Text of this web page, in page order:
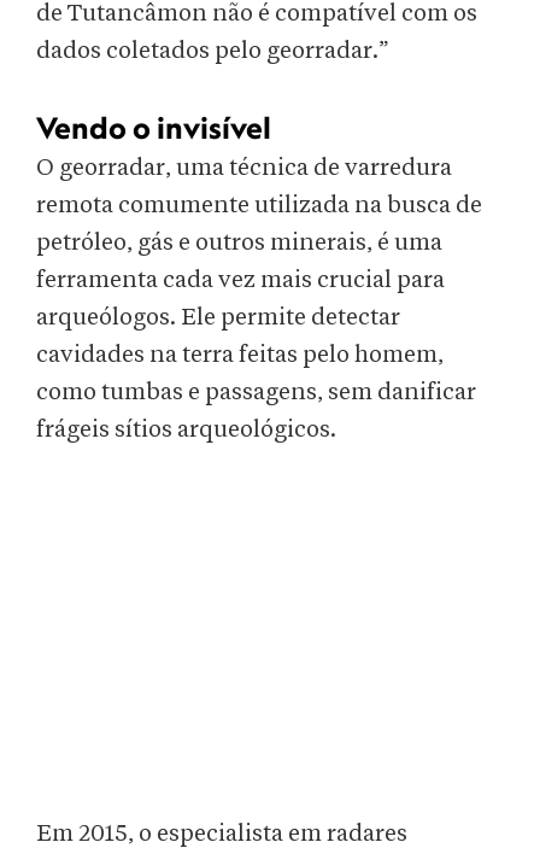
de Tutancâmon não é compatível com os
dados coletados pelo georradar.”
Vendo o invisível
O georradar, uma técnica de varredura
remota comumente utilizada na busca de
petróleo, gás e outros minerais, é uma
ferramenta cada vez mais crucial para
arqueólogos. Ele permite detectar
cavidades na terra feitas pelo homem,
como tumbas e passagens, sem danificar
frágeis sítios arqueológicos.
Em 2015, o especialista em radares